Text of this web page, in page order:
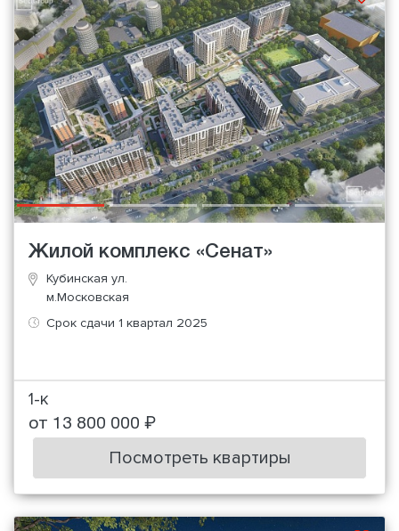
Жилой комплекс «Сенат»
Кубинская ул.
м.Московская
Срок сдачи 1 квартал 2025
1-к
от 13 800 000 ₽
Посмотреть квартиры